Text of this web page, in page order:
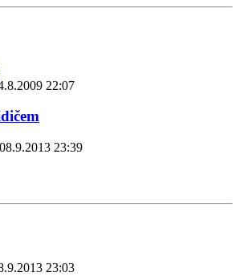
22:07
08.9.2013 23:39
23:03